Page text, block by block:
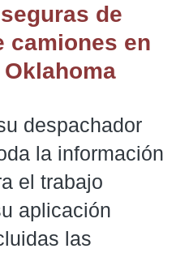
de
camiones en
despachador
la información
el trabajo
aplicación
las